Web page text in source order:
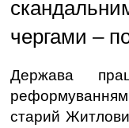
чергами –
Держава
старий